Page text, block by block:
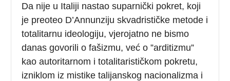
Da nije u Italiji nastao suparnički pokret, koji
je preoteo D’Annunziju skvadrističke metode i
totalitarnu ideologiju, vjerojatno ne bismo
danas govorili o fašizmu, već o ”arditizmu”
kao autoritarnom i totalitarističkom pokretu,
izniklom iz mistike talijanskog nacionalizma i